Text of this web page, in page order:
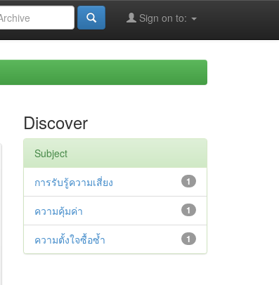
Sign on to:
Discover
Subject
1
การรับรู้ความเสี่ยง
1
ความคุ้มค่า
1
ความตั้งใจซื้อซ้ำ